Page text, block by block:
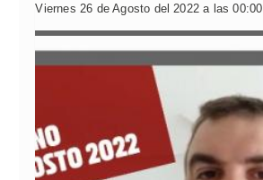
Viernes 26 de Agosto del 2022 a las 00:00